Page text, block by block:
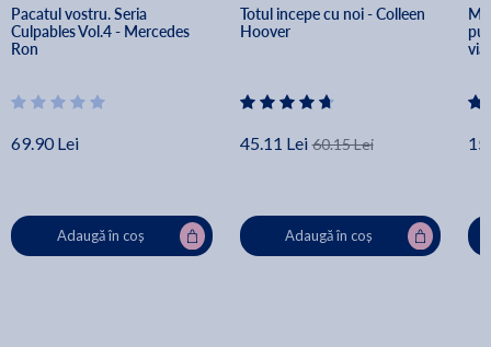
Pacatul vostru. Seria
Culpables Vol.4 - Mercedes
Ron
69.90 Lei
Adaugă în coș
Totul incepe cu noi - Colleen
Hoover
45.11 Lei 60.15 Lei
Adaugă în coș